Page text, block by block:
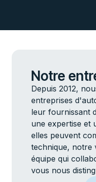
Notre
Depuis 2012,
entreprises
leur fournissant
une expertise et
elles peuvent
technique, notre
équipe qui
vous nous